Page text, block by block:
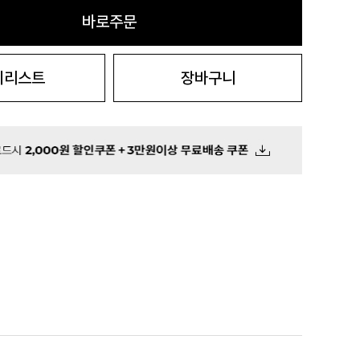
바로주문
리스트 장바구니